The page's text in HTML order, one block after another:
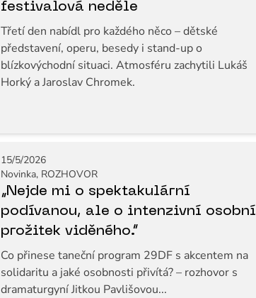
festivalová neděle
Třetí den nabídl pro každého něco – dětské
představení, operu, besedy i stand-up o
blízkovýchodní situaci. Atmosféru zachytili Lukáš
Horký a Jaroslav Chromek.
15/5/2026
Novinka, ROZHOVOR
„Nejde mi o spektakulární
podívanou, ale o intenzivní osobní
prožitek viděného.“
Co přinese taneční program 29DF s akcentem na
solidaritu a jaké osobnosti přivítá? – rozhovor s
dramaturgyní Jitkou Pavlišovou...